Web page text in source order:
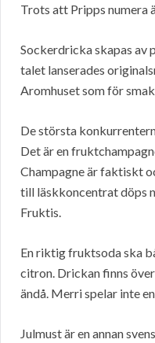
Trots att Pripps numera
Sockerdricka skapas av
talet lanserades
Aromhuset som för
De största
Det är en
Champagne är faktiskt
till läskkoncentrat döps
Fruktis.
En riktig fruktsoda ska
citron. Drickan finns
ändå. Merri spelar inte
Julmust är en annan